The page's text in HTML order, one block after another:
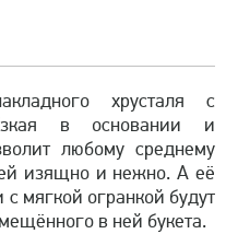
хрусталя с
в основании и
любому среднему
изящно и нежно. А её
мягкой огранкой будут
в ней букета.